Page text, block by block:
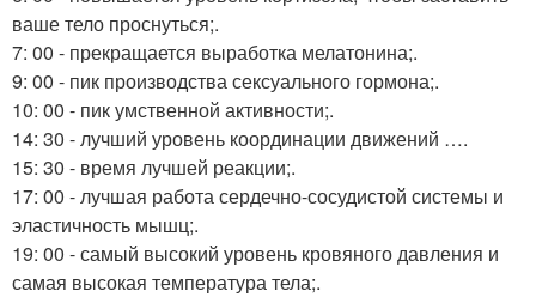
ваше тело проснуться;.
7: 00 - прекращается выработка мелатонина;.
9: 00 - пик производства сексуального гормона;.
10: 00 - пик умственной активности;.
14: 30 - лучший уровень координации движений ….
15: 30 - время лучшей реакции;.
17: 00 - лучшая работа сердечно-сосудистой системы и
эластичность мышц;.
19: 00 - самый высокий уровень кровяного давления и
самая высокая температура тела;.